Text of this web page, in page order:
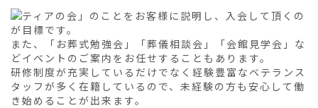
「ティアの会」のことをお客様に説明し、入会して頂くの
が目標です。
また、「お葬式勉強会」「葬儀相談会」「会館見学会」な
どイベントのご案内をお任せすることもあります。
研修制度が充実しているだけでなく経験豊富なベテランス
タッフが多く在籍しているので、未経験の方も安心して働
き始めることが出来ます。